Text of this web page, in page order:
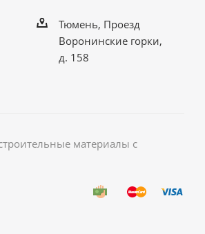
Тюмень, Проезд
Воронинские горки,
д. 158
материалы с